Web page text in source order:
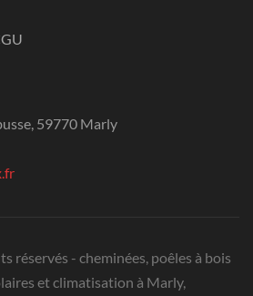
59770 Marly
réservés - cheminées, poêles à bois
et climatisation à Marly,